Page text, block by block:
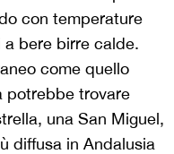
con temperature
bere birre calde.
come quello
potrebbe trovare
una San Miguel,
diffusa in Andalusia